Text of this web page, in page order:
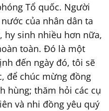
Tổ quốc. Người
của nhân dân ta
hy sinh nhiều hơn nữa,
toàn. Đó là một
đến ngày đó, tôi sẽ
để chúc mừng đồng
hùng; thăm hỏi các cụ
và nhi đồng yêu quý